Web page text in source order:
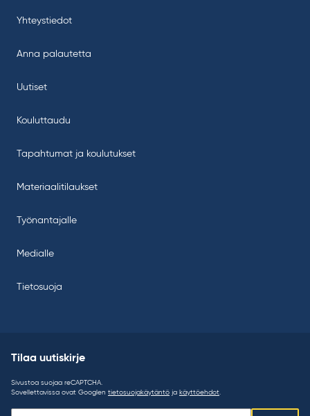
Yhteystiedot
Anna palautetta
Uutiset
Kouluttaudu
Tapahtumat ja koulutukset
Materiaalitilaukset
Työnantajalle
Medialle
Tietosuoja
Tilaa uutiskirje
Sivustoa suojaa reCAPTCHA.
Sovellettavissa ovat Googlen tietosuojakäytäntö ja käyttöehdot.